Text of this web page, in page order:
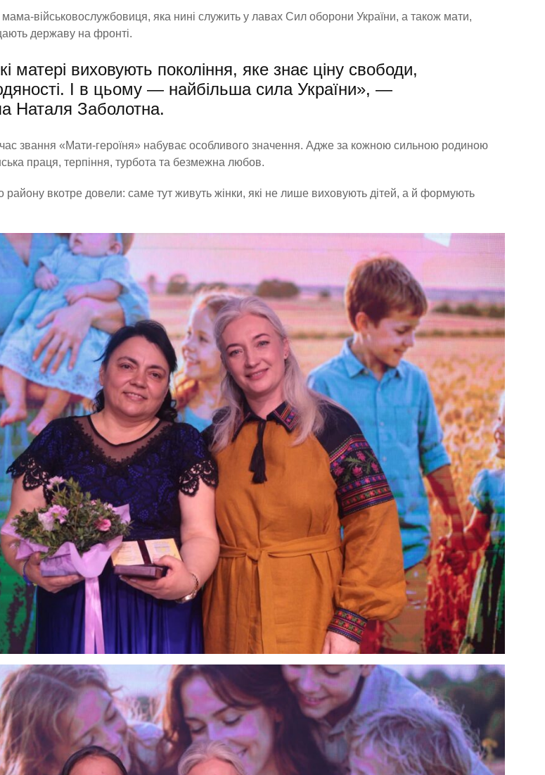
військовослужбовиця, яка нині служить у лавах Сил оборони України, а також мати,
державу на фронті.
матері виховують покоління, яке знає ціну свободи,
І в цьому — найбільша сила України», —
Наталя Заболотна.
звання «Мати-героїня» набуває особливого значення. Адже за кожною сильною родиною
праця, терпіння, турбота та безмежна любов.
району вкотре довели: саме тут живуть жінки, які не лише виховують дітей, а й формують